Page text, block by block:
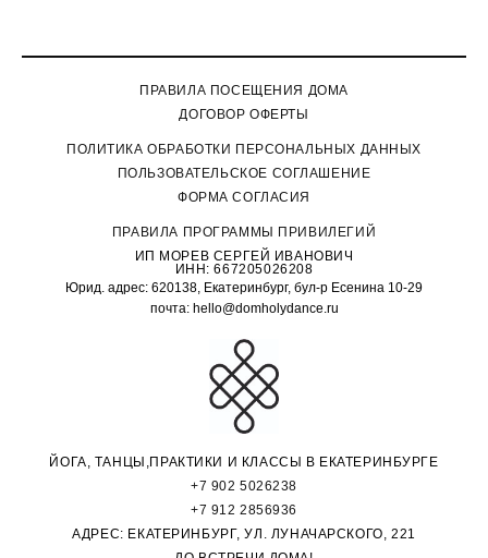
ПРАВИЛА ПОСЕЩЕНИЯ ДОМА
ДОГОВОР ОФЕРТЫ
П ОЛИТИКА ОБРАБОТКИ ПЕРСОНАЛЬНЫХ ДАННЫХ
ПОЛЬЗОВАТЕЛЬСКОЕ СОГЛАШЕНИЕ
ФОРМА СОГЛАСИЯ
ПРАВИЛА ПРОГРАММЫ ПРИВИЛЕГИЙ
ИП МОРЕВ СЕРГЕЙ ИВАНОВИЧ
ИНН: 667205026208
Юрид. адрес: 620138, Екатеринбург, бул-р Есенина 10-29
почта: hello@domholydance.ru
ЙОГА, ТАНЦЫ,ПРАКТИКИ И КЛАССЫ В ЕКАТЕРИНБУРГЕ
+7 902 5026238
+7 912 2856936
АДРЕС: ЕКАТЕРИНБУРГ, УЛ. ЛУНАЧАРСКОГО, 221